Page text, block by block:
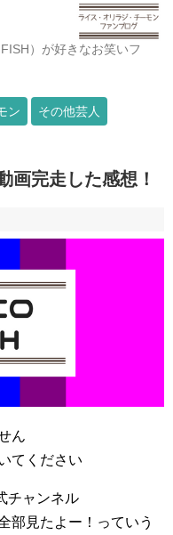
）が好きなお笑いフ
ン その他芸人
画完走した感想！
ん
てください
チャンネル
部見たよー！っていう